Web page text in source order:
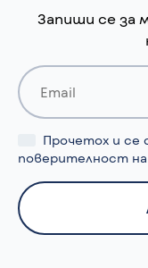
Запиши се за
Прочетох и се
поверителност